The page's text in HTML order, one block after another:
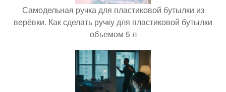
Самодельная ручка для пластиковой бутылки из
верёвки. Как сделать ручку для пластиковой бутылки
объемом 5 л